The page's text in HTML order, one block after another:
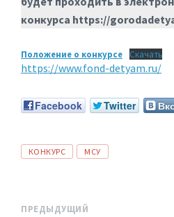
конкурса https://
Положение о конкурсе Скачать
https://www.fond-detyam.ru/
Facebook Twitter
ТЕГИ:
КОНКУРС МСУ
ПРЕДЫДУЩИЙ